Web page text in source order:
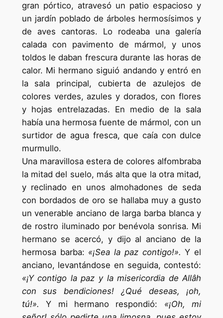
gran pórtico, atravesó un patio espacioso y
un jardín poblado de árboles hermosísimos y
de aves cantoras. Lo rodeaba una galería
calada con pavimento de mármol, y unos
toldos le daban frescura durante las horas de
calor. Mi hermano siguió andando y entró en
la sala principal, cubierta de azulejos de
colores verdes, azules y dorados, con flores
y hojas entrelazadas. En medio de la sala
había una hermosa fuente de mármol, con un
surtidor de agua fresca, que caía con dulce
murmullo.
Una maravillosa estera de colores alfombraba
la mitad del suelo, más alta que la otra mitad,
y reclinado en unos almohadones de seda
con bordados de oro se hallaba muy a gusto
un venerable anciano de larga barba blanca y
de rostro iluminado por benévola sonrisa. Mi
hermano se acercó, y dijo al anciano de la
hermosa barba: «¡Sea la paz contigo!». Y el
anciano, levantándose en seguida, contestó:
«¡Y contigo la paz y la misericordia de Allâh
con sus bendiciones! ¿Qué deseas, ¡oh,
tú!».Y mi hermano respondió: «¡Oh, mi